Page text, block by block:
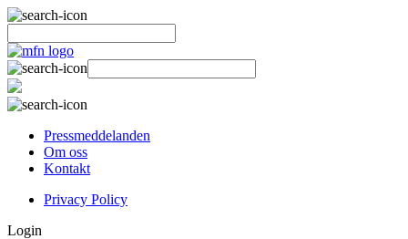
Pressmeddelanden
Om oss
Kontakt
Privacy Policy
Login